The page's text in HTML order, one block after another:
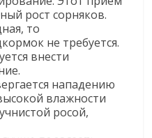
рост сорняков.
то
не требуется.
внести
нападению
влажности
росой,